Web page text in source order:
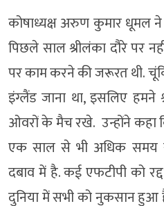
कोषाध्यक्ष अरुण कुमार धूमल
पिछले साल श्रीलंका दौरे पर
पर काम करने की जरूरत थी.
इंग्लैंड जाना था, इसलिए
ओवरों के मैच रखे. उन्होंने कहा
एक साल से भी अधिक समय
दबाव में है. कई एफटीपी को
दुनिया में सभी को नुकसान